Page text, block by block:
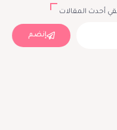
أحدث المقالات
إنضم